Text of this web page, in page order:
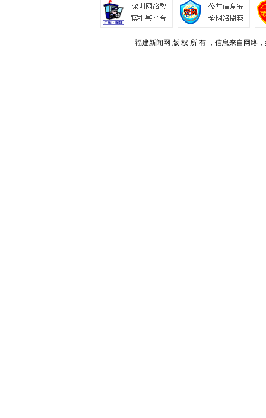
福建新闻网 版 权 所 有 ，信息来自网络